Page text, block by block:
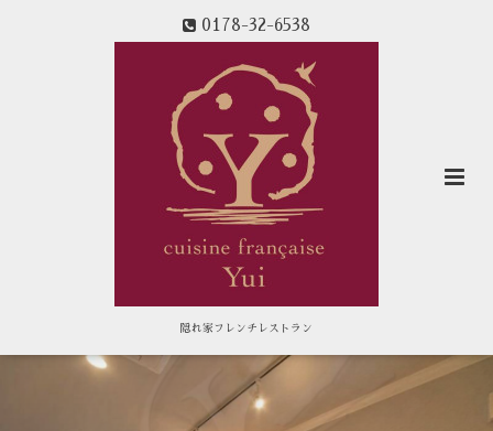
0178-32-6538
隠れ家フレンチレストラン